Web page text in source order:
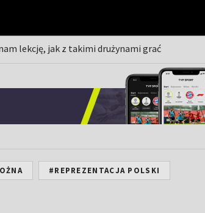
lekcję, jak z takimi drużynami grać
#REPREZENTACJA POLSKI